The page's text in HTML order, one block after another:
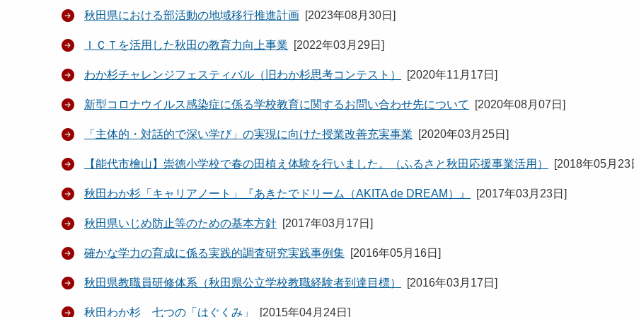
秋田県における部活動の地域移行推進計画 [2023年08月30日 ]
ＩＣＴを活用した秋田の教育力向上事業 [2022年03月29日 ]
わか杉チャレンジフェスティバル（旧わか杉思考コンテスト） [2020年11月17日 ]
新型コロナウイルス感染症に係る学校教育に関するお問い合わせ先について [2020年08月07日 ]
「主体的・対話的で深い学び」の実現に向けた授業改善充実事業 [2020年03月25日 ]
【能代市檜山】崇徳小学校で春の田植え体験を行いました。（ふるさと秋田応援事業活用） [2018年05月23
秋田わか杉「キャリアノート」『あきたでドリーム（AKITA de DREAM）』 [2017年03月23日 ]
秋田県いじめ防止等のための基本方針 [2017年03月17日 ]
確かな学力の育成に係る実践的調査研究実践事例集 [2016年05月16日 ]
秋田県教職員研修体系（秋田県公立学校教職経験者到達目標） [2016年03月17日 ]
秋田わか杉 七つの「はぐくみ」 [2015年04月24日 ]